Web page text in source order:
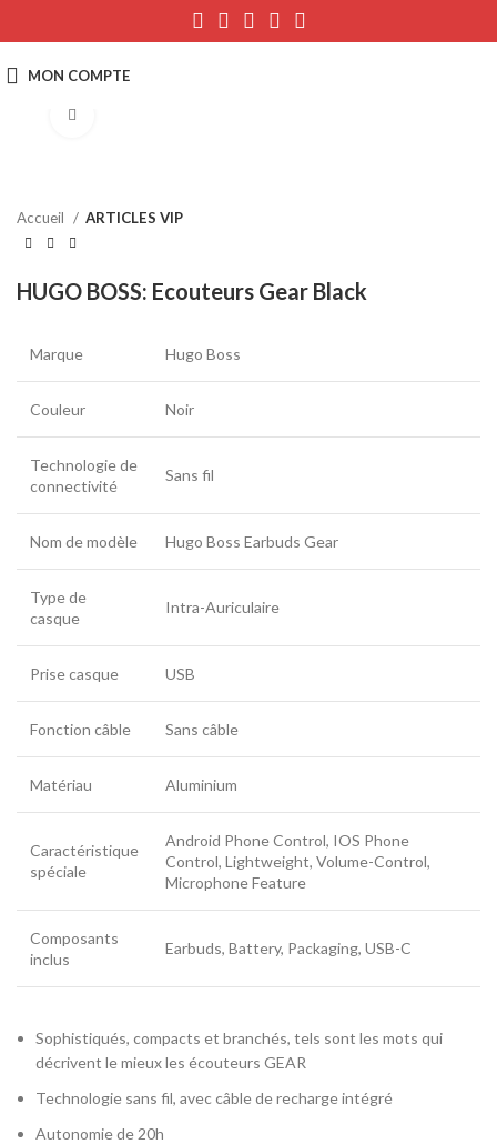
Accueil ARTICLES VIP
HUGO BOSS: Ecouteurs Gear Black
Marque Hugo Boss
Couleur Noir
Technologie de
connectivité
Sans fil
Nom de modèle Hugo Boss Earbuds Gear
Type de
casque
Intra-Auriculaire
Prise casque USB
Fonction câble Sans câble
Matériau Aluminium
Caractéristique
spéciale
Android Phone Control, IOS Phone
Control, Lightweight, Volume-Control,
Microphone Feature
Composants
inclus
Earbuds, Battery, Packaging, USB-C
Sophistiqués, compacts et branchés, tels sont les mots qui
décrivent le mieux les écouteurs GEAR
Technologie sans fil, avec câble de recharge intégré
Autonomie de 20h